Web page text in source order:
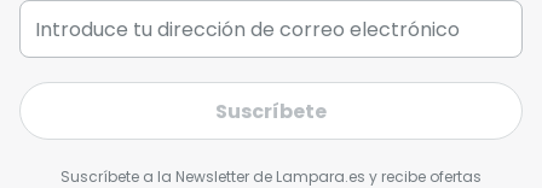
Suscríbete
Suscríbete a la Newsletter de Lampara.es y recibe ofertas